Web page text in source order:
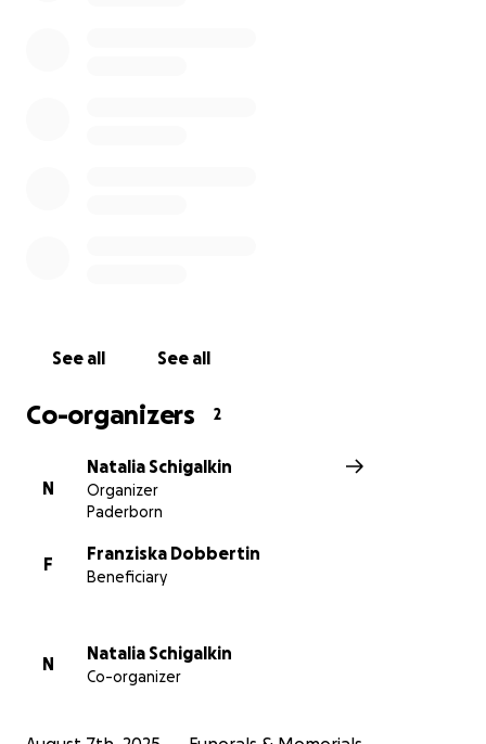
See all See all
Co-organizers 2
N
Natalia Schigalkin
Organizer
Paderborn
F
Franziska Dobbertin
Beneficiary
N
Natalia Schigalkin
Co-organizer